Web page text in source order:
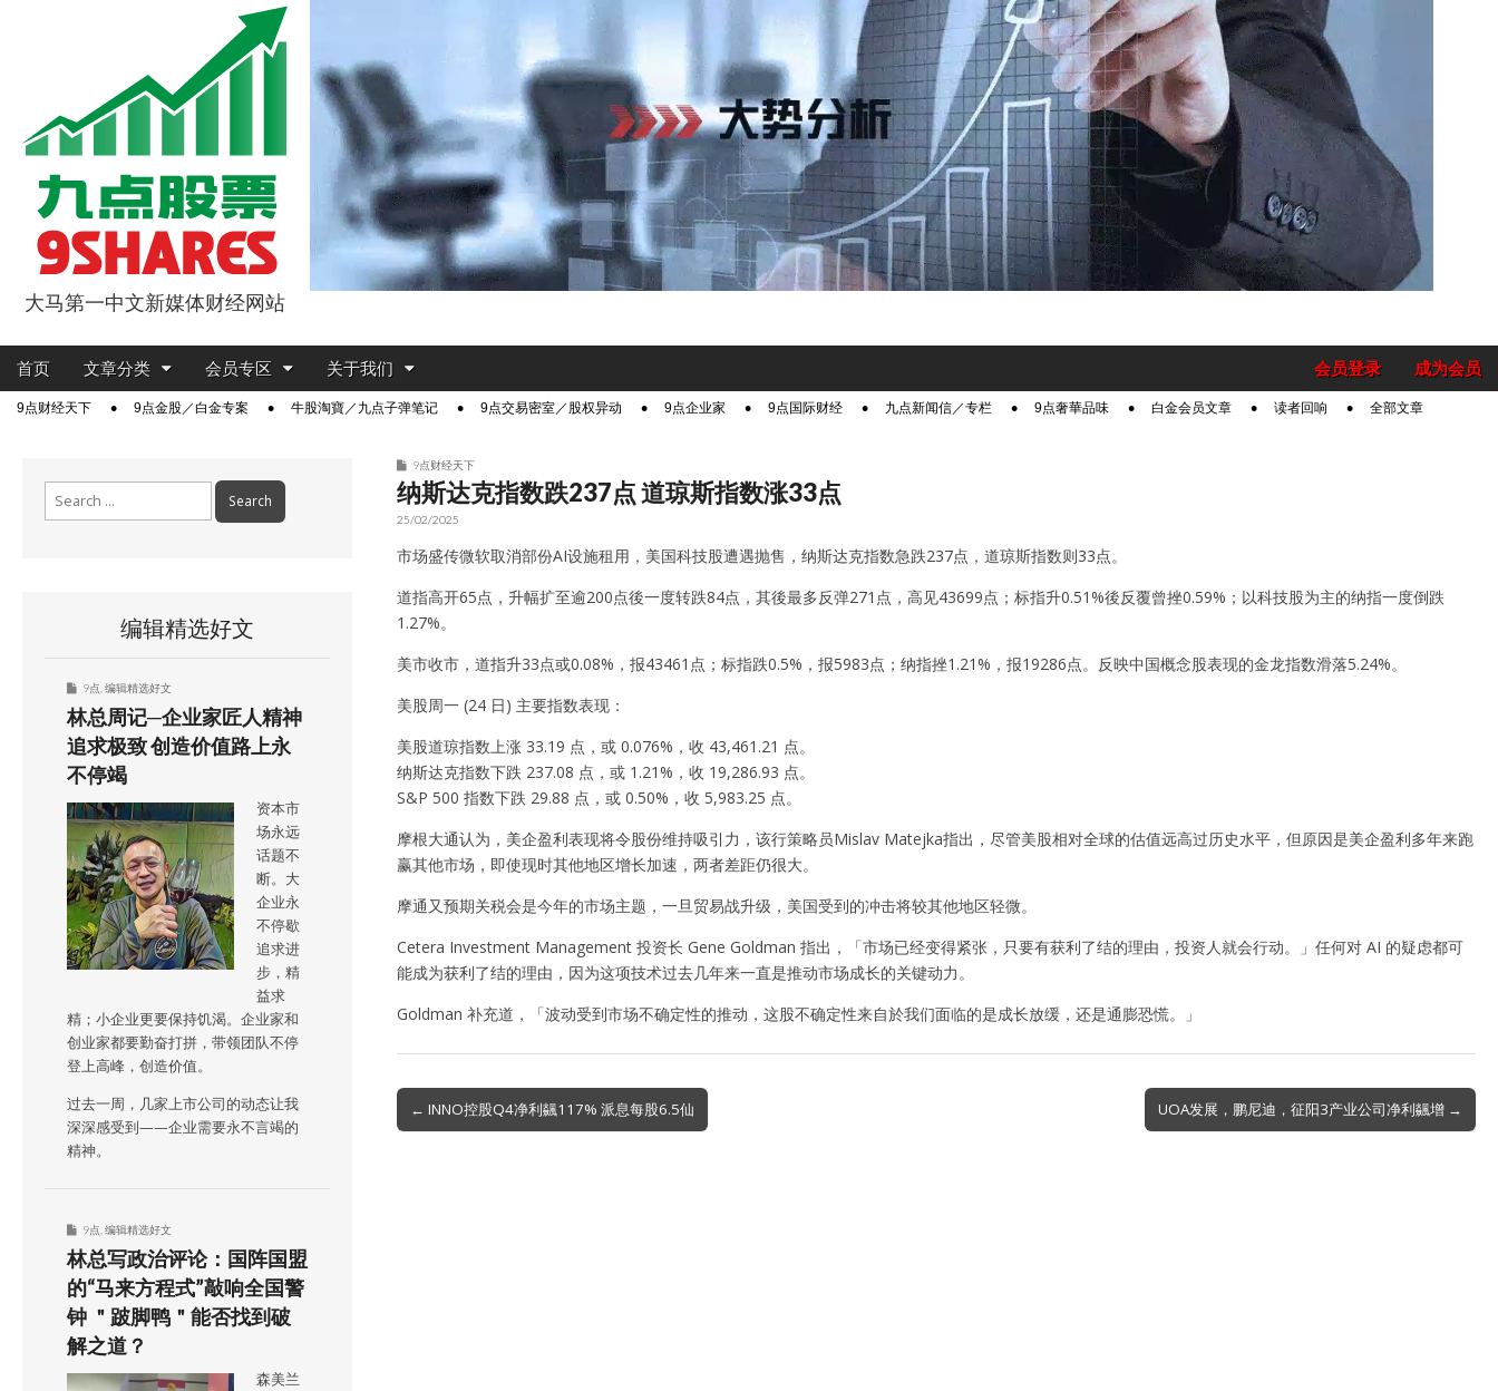
9点股票
大马第一中文新媒体财经网站
Main
Skip
content
首页 文章分类 会员专区 关于我们 成为会员
会员登录
Sub9点财经天下 9点金股／白金专案 牛股淘寶／九点子弹笔记 9点交易密室／股权异动 9点企业家 9点国际财经 九点新闻信／专栏 9点奢華品味 白金会员文章 读者回响 全部文章
9点财经天下
纳斯达克指数跌237点 道琼斯指数涨33点
25/02/2025
市场盛传微软取消部份AI设施租用，美国科技股遭遇抛售，纳斯达克指数急跌237点，道琼斯指数则33点。
道指高开65点，升幅扩至逾200点後一度转跌84点，其後最多反弹271点，高见43699点；标指升0.51%後反覆曾挫0.59%；以科技股为主的纳指一度倒跌
1.27%。
美市收市，道指升33点或0.08%，报43461点；标指跌0.5%，报5983点；纳指挫1.21%，报19286点。反映中国概念股表现的金龙指数滑落5.24%。
美股周一 (24 日) 主要指数表现：
美股道琼指数上涨 33.19 点，或 0.076%，收 43,461.21 点。
纳斯达克指数下跌 237.08 点，或 1.21%，收 19,286.93 点。
S&P 500 指数下跌 29.88 点，或 0.50%，收 5,983.25 点。
摩根大通认为，美企盈利表现将令股份维持吸引力，该行策略员Mislav Matejka指出，尽管美股相对全球的估值远高过历史水平，但原因是美企盈利多年来跑
赢其他市场，即使现时其他地区增长加速，两者差距仍很大。
摩通又预期关税会是今年的市场主题，一旦贸易战升级，美国受到的冲击将较其他地区轻微。
Cetera Investment Management 投资长 Gene Goldman 指出，「市场已经变得紧张，只要有获利了结的理由，投资人就会行动。」任何对 AI 的疑虑都可
能成为获利了结的理由，因为这项技术过去几年来一直是推动市场成长的关键动力。
Goldman 补充道，「波动受到市场不确定性的推动，这股不确定性来自於我们面临的是成长放缓，还是通膨恐慌。」
Post
navigation
← INNO控股Q4净利飊117% 派息每股6.5仙 UOA发展，鹏尼迪，征阳3产业公司净利飊增 →
编辑精选好文
9点 编辑精选好文
林总周记─企业家匠人精神
追求极致 创造价值路上永
不停竭
资本市
场永远
话题不
断。大
企业永
不停歇
追求进
步，精
益求
精；小企业更要保持饥渴。企业家和
创业家都要勤奋打拼，带领团队不停
登上高峰，创造价值。
过去一周，几家上市公司的动态让我
深深感受到——企业需要永不言竭的
精神。
9点 编辑精选好文
林总写政治评论：国阵国盟
的“马来方程式”敲响全国警
钟 ＂跛脚鸭＂能否找到破
解之道？
森美兰